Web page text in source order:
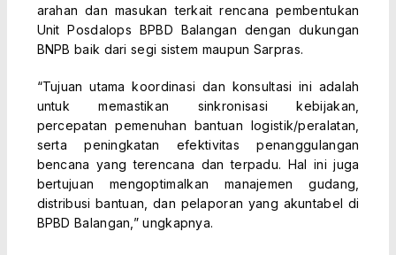
arahan dan masukan terkait rencana pembentukan
Unit Posdalops BPBD Balangan dengan dukungan
BNPB baik dari segi sistem maupun Sarpras.
“Tujuan utama koordinasi dan konsultasi ini adalah
untuk memastikan sinkronisasi kebijakan,
percepatan pemenuhan bantuan logistik/peralatan,
serta peningkatan efektivitas penanggulangan
bencana yang terencana dan terpadu. Hal ini juga
bertujuan mengoptimalkan manajemen gudang,
distribusi bantuan, dan pelaporan yang akuntabel di
BPBD Balangan,” ungkapnya.